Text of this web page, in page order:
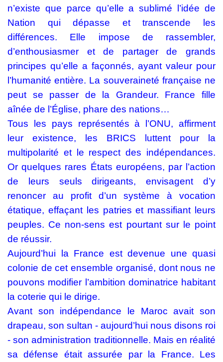
n’existe que parce qu’elle a sublimé l’idée de
Nation qui dépasse et transcende les
différences. Elle impose de rassembler,
d’enthousiasmer et de partager de grands
principes qu’elle a façonnés, ayant valeur pour
l’humanité entière. La souveraineté française ne
peut se passer de la Grandeur. France fille
aînée de l’Église, phare des nations…
Tous les pays représentés à l’ONU, affirment
leur existence, les BRICS luttent pour la
multipolarité et le respect des indépendances.
Or quelques rares États européens, par l’action
de leurs seuls dirigeants, envisagent d’y
renoncer au profit d’un système à vocation
étatique, effaçant les patries et massifiant leurs
peuples. Ce non-sens est pourtant sur le point
de réussir.
Aujourd’hui la France est devenue une quasi
colonie de cet ensemble organisé, dont nous ne
pouvons modifier l’ambition dominatrice habitant
la coterie qui le dirige.
Avant son indépendance le Maroc avait son
drapeau, son sultan - aujourd’hui nous disons roi
- son administration traditionnelle. Mais en réalité
sa défense était assurée par la France. Les